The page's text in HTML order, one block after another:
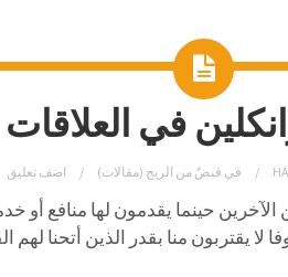
في العلاقات
في قبضٌ من الريح (مقالات) اضف تعليق
حينما يقدمون لها منافع أو
يقتربون منا بقدر الذين أتحنا لهم